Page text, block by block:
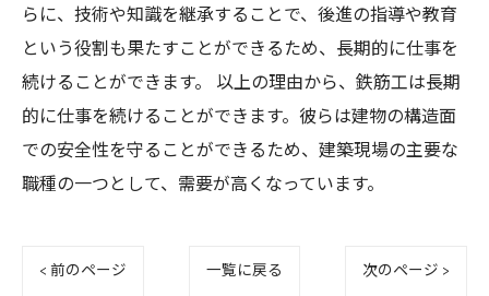
らに、技術や知識を継承することで、後進の指導や教育
という役割も果たすことができるため、長期的に仕事を
続けることができます。 以上の理由から、鉄筋工は長期
的に仕事を続けることができます。彼らは建物の構造面
での安全性を守ることができるため、建築現場の主要な
職種の一つとして、需要が高くなっています。
< 前のページ 一覧に戻る 次のページ >